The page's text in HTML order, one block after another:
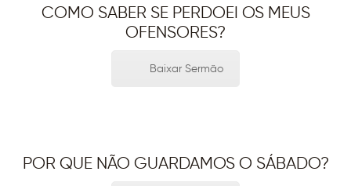
COMO SABER SE PERDOEI OS MEUS
OFENSORES?
Baixar Sermão
POR QUE NÃO GUARDAMOS O SÁBADO?